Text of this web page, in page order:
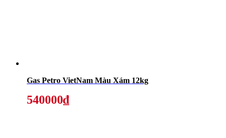
Gas Petro VietNam Màu Xám 12kg
540000₫